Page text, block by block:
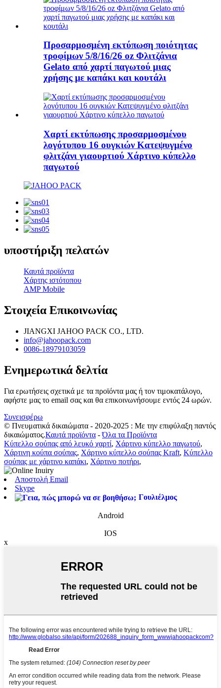
Προσαρμοσμένη εκτύπωση ποιότητας
τροφίμων 5/8/16/26 oz Φλιτζάνια
Gelato από χαρτί παγωτού μιας
χρήσης με καπάκι και κουτάλι
Χαρτί εκτύπωσης προσαρμοσμένου
λογότυπου 16 ουγκιών Κατεψυγμένο
φλιτζάνι γιαουρτιού Χάρτινο κύπελλο
παγωτού
υποστήριξη πελατών
Καυτά προϊόντα
Χάρτης ιστότοπου
AMP Mobile
Στοιχεία Επικοινωνίας
JIANGXI JAHOO PACK CO., LTD.
info@jahoopack.com
0086-18979103059
Ενημερωτικά δελτία
Για ερωτήσεις σχετικά με τα προϊόντα μας ή τον τιμοκατάλογο,
αφήστε μας το email σας και θα επικοινωνήσουμε εντός 24 ωρών.
Συνεισφέρω
© Πνευματικά δικαιώματα - 2020-2025 : Με την επιφύλαξη παντός
δικαιώματος.Καυτά προϊόντα -Όλα τα Προϊόντα
Κύπελλο σούπας από λευκό χαρτί, Χάρτινο κύπελλο παγωτού,
Χάρτινη κούπα σούπας, Χάρτινο κύπελλο σούπας Kraft, Κύπελλο
σούπας με χάρτινο καπάκι, Χάρτινο ποτήρι,
Αποστολή Email
Skype
Γουλιέλμος
Android
IOS
x